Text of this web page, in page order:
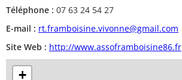
Téléphone : 07 63 24 54 27
E-mail : rt.framboisine.vivonne@gmail.com
Site Web : http://www.assoframboisine86.fr
+